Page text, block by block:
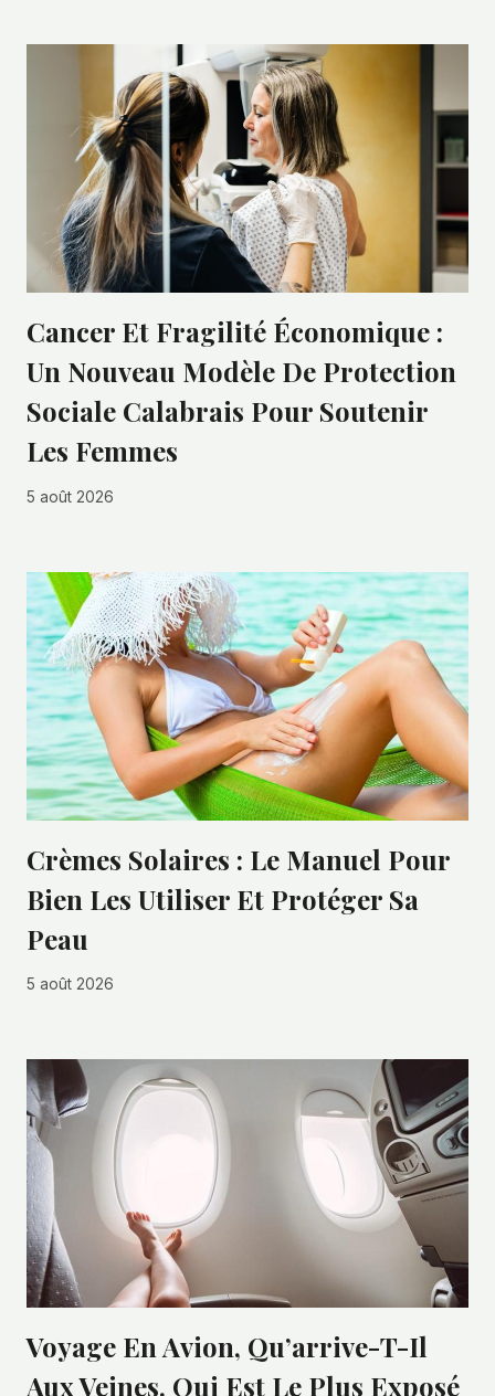
Cancer Et Fragilité Économique :
Un Nouveau Modèle De Protection
Sociale Calabrais Pour Soutenir
Les Femmes
5 août 2026
Crèmes Solaires : Le Manuel Pour
Bien Les Utiliser Et Protéger Sa
Peau
5 août 2026
Voyage En Avion, Qu’arrive-T-Il
Aux Veines. Qui Est Le Plus Exposé